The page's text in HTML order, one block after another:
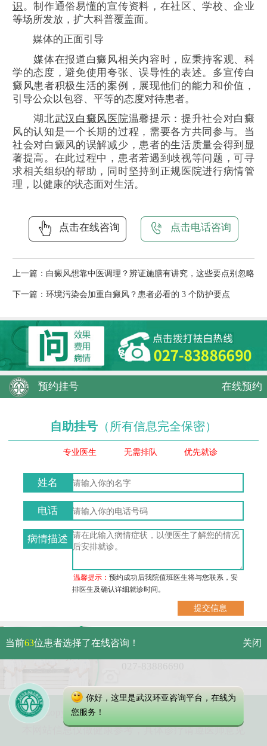
识。制作通俗易懂的宣传资料，在社区、学校、企业
等场所发放，扩大科普覆盖面。
媒体的正面引导
媒体在报道白癜风相关内容时，应秉持客观、科
学的态度，避免使用夸张、误导性的表述。多宣传白
癜风患者积极生活的案例，展现他们的能力和价值，
引导公众以包容、平等的态度对待患者。
湖北武汉白癜风医院温馨提示：提升社会对白癜
风的认知是一个长期的过程，需要各方共同参与。当
社会对白癜风的误解减少，患者的生活质量会得到显
著提高。在此过程中，患者若遇到歧视等问题，可寻
求相关组织的帮助，同时坚持到正规医院进行病情管
理，以健康的状态面对生活。
点击在线咨询 点击电话咨询
上一篇： 白癜风想靠中医调理？辨证施膳有讲究，这些要点别忽略
下一篇： 环境污染会加重白癜风？患者必看的 3 个防护要点
预约挂号 在线预约
自助挂号 （所有信息完全保密）
专业医生 无需排队 优先就诊
姓名
电话
病情描述
温馨提示：预约成功后我院值班医生将与您联系，安
排医生及确认详细就诊时间。
武汉市硚口区解放大道479号
免费电话：
Copyright 2023 武汉环亚中医白癜风医院
本网站信息仅做健康参考，具体诊疗请遵医师意见
当前63位患者选择了在线咨询！ 关闭
你好，这里是武汉环亚咨询平台，在线为
您服务！